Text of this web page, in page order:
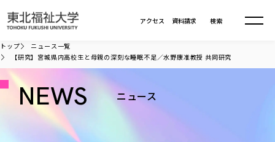
資料請求
アクセス 検索
大学について
学部・大学院
トップ
ニュース一覧
【研究】宮城県内高校生と母親の深刻な睡眠不足／水野康准教授 共同研究
NEWS ニュース